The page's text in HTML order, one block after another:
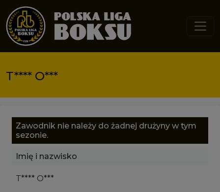
Przejdź do treści
T**** O***
Zawodnik nie należy do żadnej drużyny w tym
sezonie.
Imię i nazwisko
T**** O***